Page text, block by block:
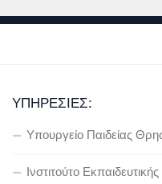
ΥΠΗΡΕΣΊΕΣ:
Υπουργείο Παιδείας
Ινστιτούτο Εκπαιδευτικής